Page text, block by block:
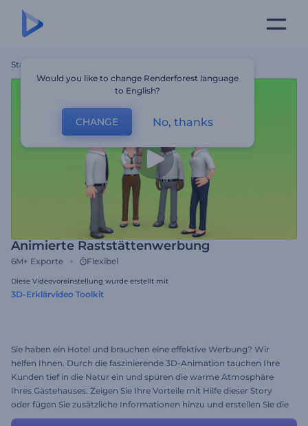
Startseite
Animierte Raststättenwerbung
6M+ Exporte Flexibel
Diese Videovoreinstellung wurde erstellt mit
3D-Erklärvideo Toolkit
Sie haben ein Hotel und brauchen eine effektive Werbung? Wir
helfen Ihnen. Durch die faszinierende 3D-Animation tauchen Ihre
Kunden tief in die Natur ein und spüren die warme Atmosphäre
Ihres Gästehauses. Zeigen Sie Ihre Vorteile mit Hilfe dieser Story
oder fügen Sie zusätzliche Informationen hinzu und erstellen Sie die
perfekte Werbung. Sehen Sie schon, wie die Kunden kommen?
Would you like to change Renderforest language
to English?
CHANGE No, thanks